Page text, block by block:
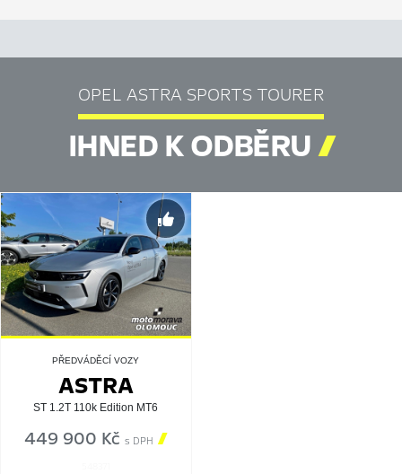
OPEL ASTRA SPORTS TOURER
IHNED K ODBĚRU
PŘEDVÁDĚCÍ VOZY
ASTRA
ST 1.2T 110k Edition MT6
449 900 Kčs DPH 